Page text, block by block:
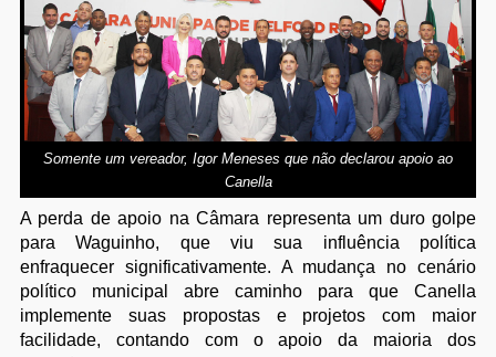
Somente um vereador, Igor Meneses que não declarou apoio ao
Canella
A perda de apoio na Câmara representa um duro golpe
para Waguinho, que viu sua influência política
enfraquecer significativamente. A mudança no cenário
político municipal abre caminho para que Canella
implemente suas propostas e projetos com maior
facilidade, contando com o apoio da maioria dos